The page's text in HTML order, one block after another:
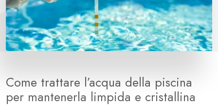
Come trattare l’acqua della piscina
per mantenerla limpida e cristallina